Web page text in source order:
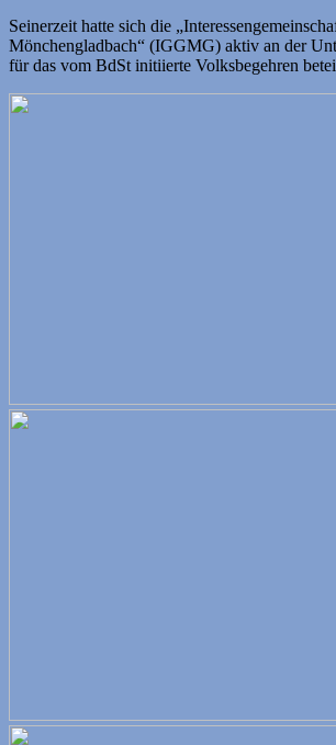
Seinerzeit hatte sich die
Mönchengladbach“ (IGGMG) aktiv an der
für das vom BdSt initiierte Volksbegehren